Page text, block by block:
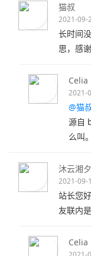
猫叔
2021-09-
长时间
思，感
Celia
2021-
@猫
源自
么叫
沐云湘夕
2021-09-
站长您
友联内
Celia